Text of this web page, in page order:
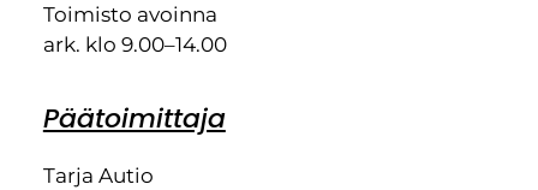
Toimisto avoinna
ark. klo 9.00–14.00
Päätoimittaja
Tarja Autio